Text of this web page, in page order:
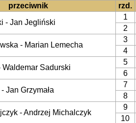
przeciwnik
rzd.
- Jan Jegliński
1
2
- Marian Lemecha
3
4
Waldemar Sadurski
5
6
Jan Grzymała
7
8
- Andrzej Michalczyk
9
10